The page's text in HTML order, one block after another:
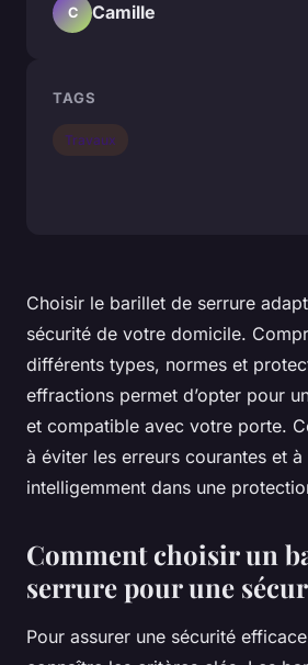
Choisir le barillet de serrure
sécurité de votre domicile.
différents types, normes et
effractions permet d’opter pour
et compatible avec votre porte.
à éviter les erreurs courantes et
intelligemment dans une
Comment choisir un
serrure pour une
Pour assurer une sécurité
C Camille
TAGS
Travaux